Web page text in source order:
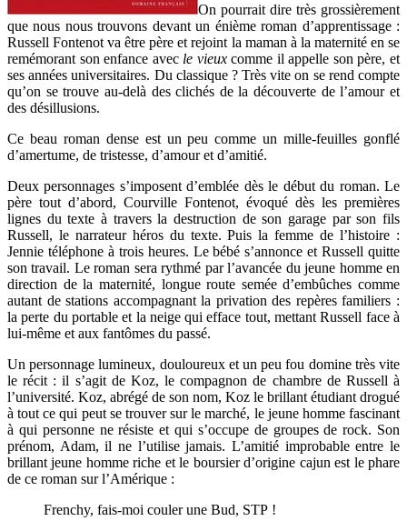
On pourrait dire très grossièrement
que nous nous trouvons devant un énième roman d’apprentissage :
Russell Fontenot va être père et rejoint la maman à la maternité en se
remémorant son enfance avec le vieuxcomme il appelle son père, et
ses années universitaires. Du classique ? Très vite on se rend compte
qu’on se trouve au-delà des clichés de la découverte de l’amour et
des désillusions.
Ce beau roman dense est un peu comme un mille-feuilles gonflé
d’amertume, de tristesse, d’amour et d’amitié.
Deux personnages s’imposent d’emblée dès le début du roman. Le
père tout d’abord, Courville Fontenot, évoqué dès les premières
lignes du texte à travers la destruction de son garage par son fils
Russell, le narrateur héros du texte. Puis la femme de l’histoire :
Jennie téléphone à trois heures. Le bébé s’annonce et Russell quitte
son travail. Le roman sera rythmé par l’avancée du jeune homme en
direction de la maternité, longue route semée d’embûches comme
autant de stations accompagnant la privation des repères familiers :
la perte du portable et la neige qui efface tout, mettant Russell face à
lui-même et aux fantômes du passé.
Un personnage lumineux, douloureux et un peu fou domine très vite
le récit : il s’agit de Koz, le compagnon de chambre de Russell à
l’université. Koz, abrégé de son nom, Koz le brillant étudiant drogué
à tout ce qui peut se trouver sur le marché, le jeune homme fascinant
à qui personne ne résiste et qui s’occupe de groupes de rock. Son
prénom, Adam, il ne l’utilise jamais. L’amitié improbable entre le
brillant jeune homme riche et le boursier d’origine cajun est le phare
de ce roman sur l’Amérique :
Frenchy, fais-moi couler une Bud, STP !